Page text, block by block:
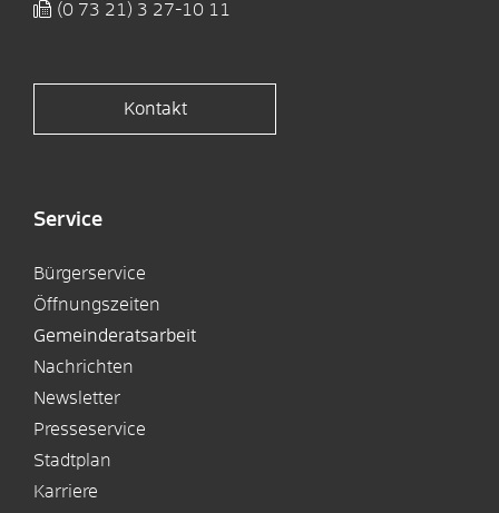
(0 73 21) 3 27-10 11
Kontakt
Service
Bürgerservice
Öffnungszeiten
Gemeinderatsarbeit
Nachrichten
Newsletter
Presseservice
Stadtplan
Karriere